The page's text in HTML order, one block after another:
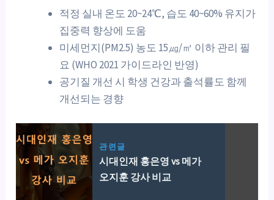
적정 실내 온도 20~24℃, 습도 40~60% 유지가
집중력 향상에 도움
미세먼지(PM2.5) 농도 15㎍/㎥ 이하 관리 필
요 (WHO 2021 가이드라인 반영)
공기질 개선 시 학생 건강과 출석률도 함께
개선되는 경향
관련글
시대인재 홍은영 vs 메가
오지훈 강사 비교